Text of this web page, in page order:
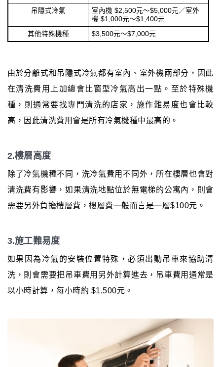
吊隱式冷氣
室內機 $2,500元～$5,000元／室外
機 $1,000元～$1,400元
其他特殊機種
$3,500元～$7,000元
由於分離式和吊隱式冷氣都有室內、室外機兩部分，因此
在清洗費用上加總會比窗型冷氣高出一點。至於特殊機
種，則通常要找專門清洗的店家，施作難易度也會比較
高，因此清洗費用會是所有冷氣機種中最高的。
2.樓層高度
除了冷氣機種不同，洗冷氣費用不同外，所在樓層也會對
清洗費有影響，如果清洗地點位於無電梯的公寓內，則會
需要另外負擔樓層費，樓層費一般而言是一層$100元。
3.施工難易度
如果因為冷氣的安裝位置特殊，必須出動吊車來協助清
洗，則會需要把吊車費用另外計算進去，吊車費用通常是
以小時計算，每小時約 $1,500元。